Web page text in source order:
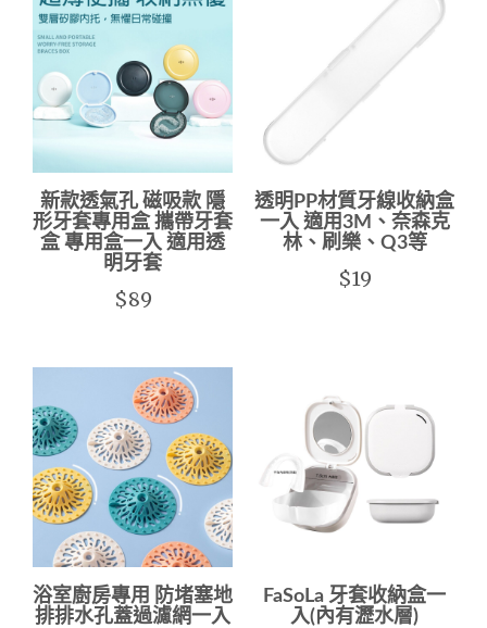
新款透氣孔 磁吸款 隱
形牙套專用盒 攜帶牙套
盒 專用盒一入 適用透
明牙套
$89
透明PP材質牙線收納盒
一入 適用3M、奈森克
林、刷樂、Q3等
$19
浴室廚房專用 防堵塞地
排排水孔蓋過濾網一入
FaSoLa 牙套收納盒一
入(內有瀝水層)